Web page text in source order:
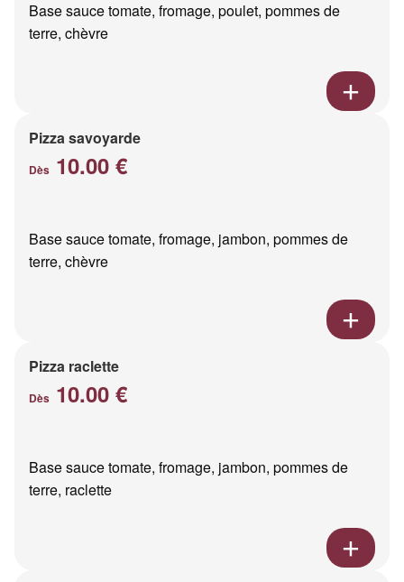
Base sauce tomate, fromage, poulet, pommes de
terre, chèvre
Pizza savoyarde
Dès 10.00 €
Base sauce tomate, fromage, jambon, pommes de
terre, chèvre
Pizza raclette
Dès 10.00 €
Base sauce tomate, fromage, jambon, pommes de
terre, raclette